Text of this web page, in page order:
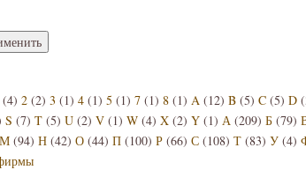
(4) 2 (2) 3 (1) 4 (1) 5 (1) 7 (1) 8 (1) A (12) B (5) C (5) D
S (7) T (5) U (2) V (1) W (4) X (2) Y (1) А (209) Б (79)
М (94) Н (42) О (44) П (100) Р (66) С (108) Т (83) У (4)